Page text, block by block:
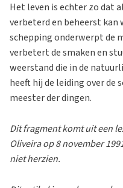
Het leven is echter zo dat
verbeterd en beheerst kan
schepping onderwerpt de
verbetert de smaken en
weerstand die in de
heeft hij de leiding over de
meester der dingen.
Dit fragment komt uit een
Oliveira op 8 november
niet herzien.